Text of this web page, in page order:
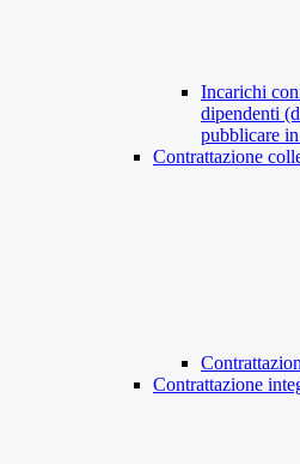
Incarichi
dipendenti
pubblicare
Contrattazione
Contrattazione